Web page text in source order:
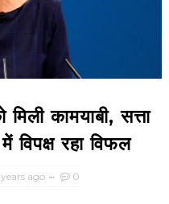
कामयाबी, सत्ता
विपक्ष रहा विफल
ago 0